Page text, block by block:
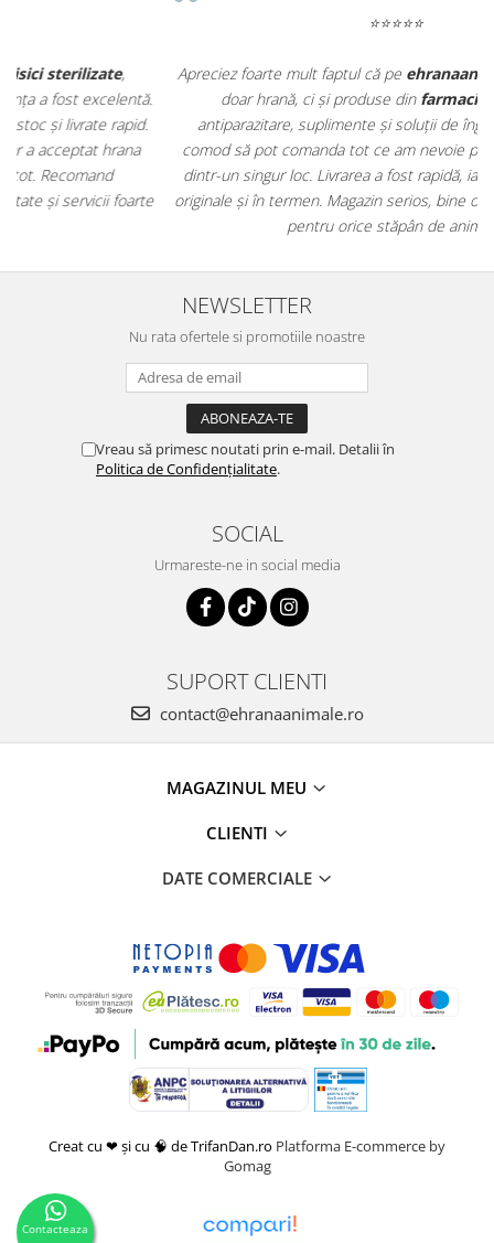
Apreciez foarte mult faptul că peehranaanimale.rogăsesc nu
doar hrană, ci și produse dinfarmacia veterinară :
antiparazitare, suplimente și soluții de îngrijire. Este foarte
comod să pot comanda tot ce am nevoie pentru animalul meu
dintr-un singur loc. Livrarea a fost rapidă, iar produsele au fost
originale și în termen. Magazin serios, bine organizat și foarte util
pentru orice stăpân de animale.
NEWSLETTER
Nu rata ofertele si promotiile noastre
Vreau să primesc noutati prin e-mail. Detalii în
Politica de Confidențialitate.
SOCIAL
Urmareste-ne in social media
SUPORT CLIENTI
contact@ehranaanimale.ro
MAGAZINUL MEU
CLIENTI
DATE COMERCIALE
Creat cu ❤ și cu 🧠 de TrifanDan.ro Platforma E-commerce by
Gomag
Contacteaza